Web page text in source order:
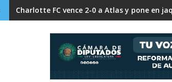
FC Cincinnati supera 2-0 a Pumas y